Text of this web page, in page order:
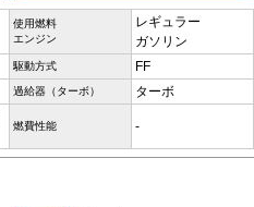
使用燃料
エンジン
レギュラー
ガソリン
駆動方式 FF
過給器（ターボ） ターボ
燃費性能 -